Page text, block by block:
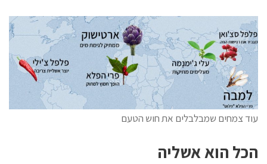
עוד צמחים שמבלבלים את חוש הטעם
הכל הוא אשליה